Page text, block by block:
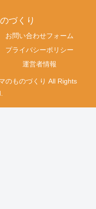
づくり
お問い合わせフォーム
プライバシーポリシー
運営者情報
のものづくり All Rights